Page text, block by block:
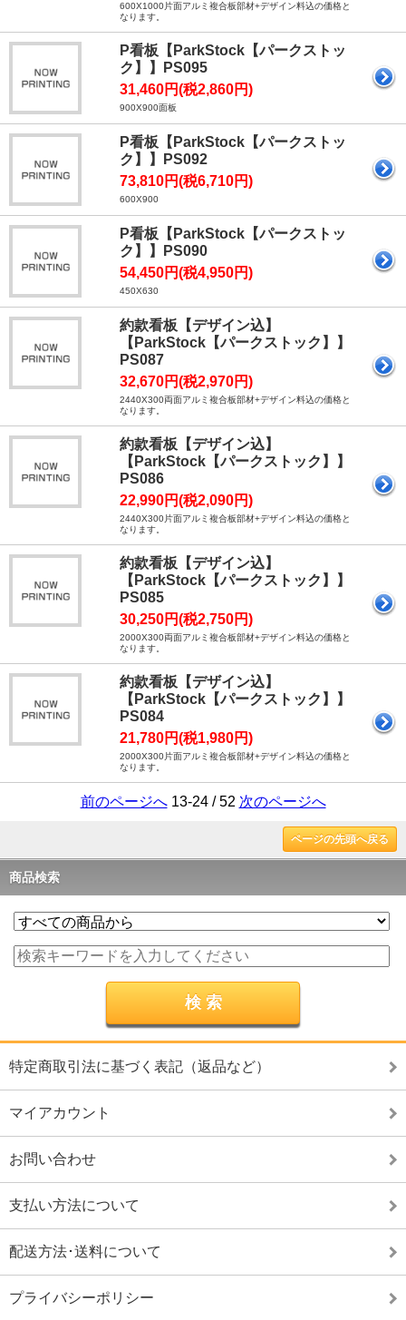
600X1000片面アルミ複合板部材+デザイン料込の価格と
なります。
P看板【ParkStock【パークストッ
ク】】PS095
31,460円(税2,860円)
900X900面板
P看板【ParkStock【パークストッ
ク】】PS092
73,810円(税6,710円)
600X900
P看板【ParkStock【パークストッ
ク】】PS090
54,450円(税4,950円)
450X630
約款看板【デザイン込】
【ParkStock【パークストック】】
PS087
32,670円(税2,970円)
2440X300両面アルミ複合板部材+デザイン料込の価格と
なります。
約款看板【デザイン込】
【ParkStock【パークストック】】
PS086
22,990円(税2,090円)
2440X300片面アルミ複合板部材+デザイン料込の価格と
なります。
約款看板【デザイン込】
【ParkStock【パークストック】】
PS085
30,250円(税2,750円)
2000X300両面アルミ複合板部材+デザイン料込の価格と
なります。
約款看板【デザイン込】
【ParkStock【パークストック】】
PS084
21,780円(税1,980円)
2000X300片面アルミ複合板部材+デザイン料込の価格と
なります。
前のページへ13-24 / 52 次のページへ
ページの先頭へ戻る
商品検索
特定商取引法に基づく表記（返品など）
マイアカウント
お問い合わせ
支払い方法について
配送方法･送料について
プライバシーポリシー